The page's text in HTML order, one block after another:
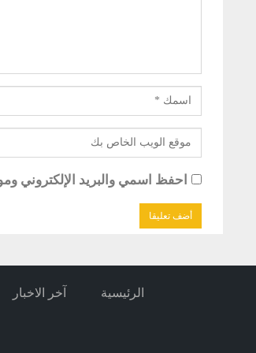
احفظ اسمي والبريد الإلكتروني
الرئيسية آخر الاخبار